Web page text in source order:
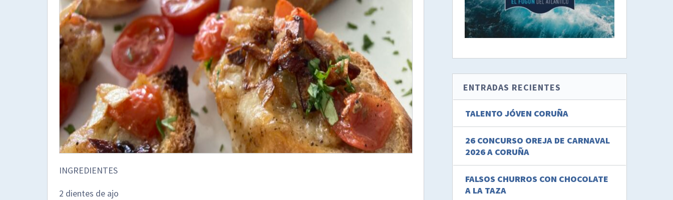
INGREDIENTES
2 dientes de ajo
ENTRADAS RECIENTES
TALENTO JÓVEN CORUÑA
26 CONCURSO OREJA DE CARNAVAL
2026 A CORUÑA
FALSOS CHURROS CON CHOCOLATE
A LA TAZA